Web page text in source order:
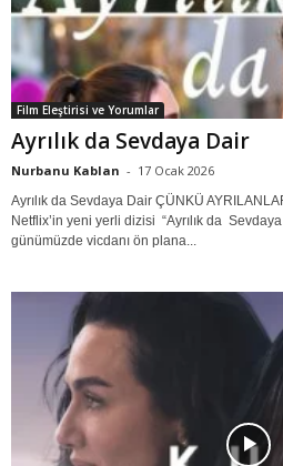
Film Eleştirisi ve Yorumlar
Ayrılık da Sevdaya Dair
Nurbanu Kablan - 17 Ocak 2026
Ayrılık da Sevdaya Dair ÇÜNKÜ
Netflix’in yeni yerli dizisi “Ayrılık da
günümüzde vicdanı ön plana...